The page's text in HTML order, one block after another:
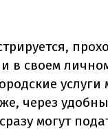
в своем
через
могут